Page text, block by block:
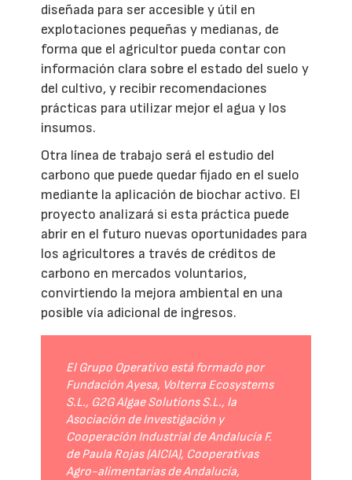
diseñada para ser accesible y útil en
explotaciones pequeñas y medianas, de
forma que el agricultor pueda contar con
información clara sobre el estado del suelo y
del cultivo, y recibir recomendaciones
prácticas para utilizar mejor el agua y los
insumos.
Otra línea de trabajo será el estudio del
carbono que puede quedar fijado en el suelo
mediante la aplicación de biochar activo. El
proyecto analizará si esta práctica puede
abrir en el futuro nuevas oportunidades para
los agricultores a través de créditos de
carbono en mercados voluntarios,
convirtiendo la mejora ambiental en una
posible vía adicional de ingresos.
El Grupo Operativo está formado por
Fundación Ayesa, Volterra Ecosystems
S.L., G2G Algae Solutions S.L., la
Asociación de Investigación y
Cooperación Industrial de Andalucía F.
de Paula Rojas (AICIA), Cooperativas
Agro-alimentarias de Andalucía,